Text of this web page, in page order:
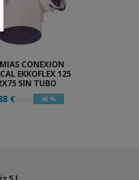
CONEXION
EKKOFLEX 125
SIN TUBO
€ 40 %